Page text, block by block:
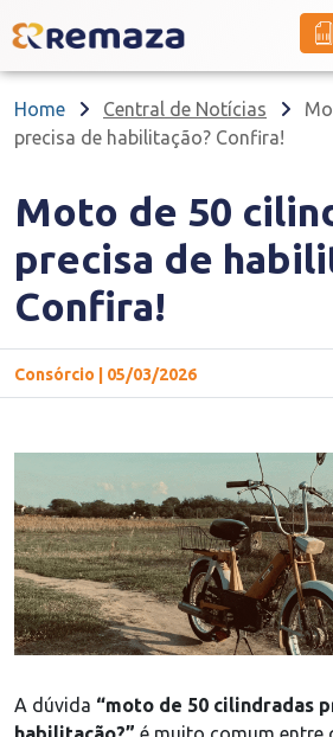
Home Central de Notícias
precisa de habilitação? Confira!
Moto de 50
precisa de
Confira!
Consórcio | 05/03/2026
A dúvida “moto de 50 cilindradas